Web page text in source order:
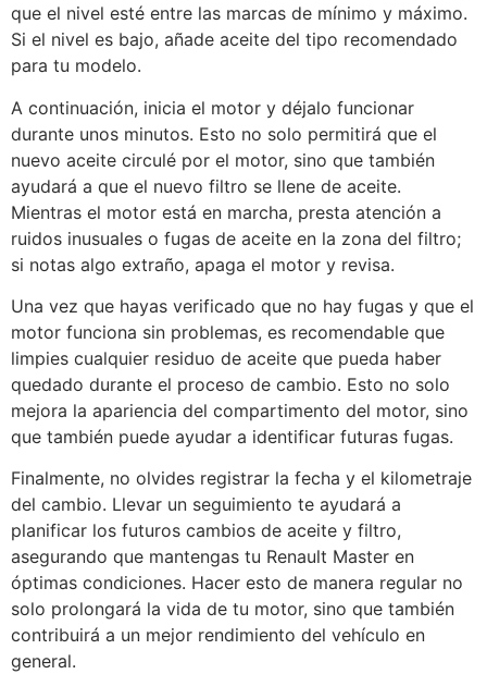
que el nivel esté entre las marcas de mínimo y máximo.
Si el nivel es bajo, añade aceite del tipo recomendado
para tu modelo.
A continuación, inicia el motor y déjalo funcionar
durante unos minutos. Esto no solo permitirá que el
nuevo aceite circulé por el motor, sino que también
ayudará a que el nuevo filtro se llene de aceite.
Mientras el motor está en marcha, presta atención a
ruidos inusuales o fugas de aceite en la zona del filtro;
si notas algo extraño, apaga el motor y revisa.
Una vez que hayas verificado que no hay fugas y que el
motor funciona sin problemas, es recomendable que
limpies cualquier residuo de aceite que pueda haber
quedado durante el proceso de cambio. Esto no solo
mejora la apariencia del compartimento del motor, sino
que también puede ayudar a identificar futuras fugas.
Finalmente, no olvides registrar la fecha y el kilometraje
del cambio. Llevar un seguimiento te ayudará a
planificar los futuros cambios de aceite y filtro,
asegurando que mantengas tu Renault Master en
óptimas condiciones. Hacer esto de manera regular no
solo prolongará la vida de tu motor, sino que también
contribuirá a un mejor rendimiento del vehículo en
general.